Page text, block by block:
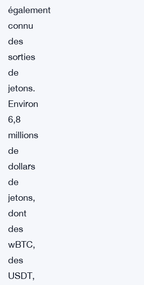
également
connu
des
sorties
de
jetons.
Environ
6,8
millions
de
dollars
de
jetons,
dont
des
wBTC,
des
USDT,